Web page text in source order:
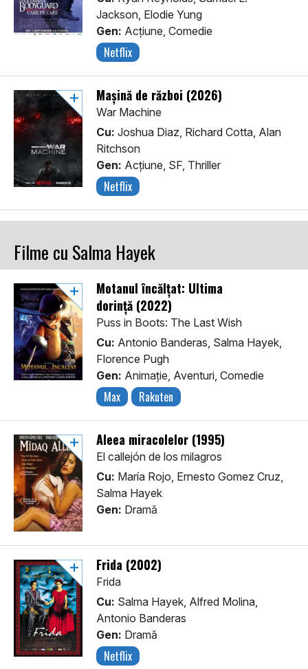
Jackson, Elodie Yung
Gen: Acţiune, Comedie
Netflix
Mașină de război (2026)
War Machine
Cu: Joshua Diaz, Richard Cotta, Alan
Ritchson
Gen: Acţiune, SF, Thriller
Netflix
Filme cu Salma Hayek
Motanul încălțat: Ultima
dorință (2022)
Puss in Boots: The Last Wish
Cu: Antonio Banderas, Salma Hayek,
Florence Pugh
Gen: Animaţie, Aventuri, Comedie
Max Rakuten
Aleea miracolelor (1995)
El callejón de los milagros
Cu: María Rojo, Ernesto Gomez Cruz,
Salma Hayek
Gen: Dramă
Frida (2002)
Frida
Cu: Salma Hayek, Alfred Molina,
Antonio Banderas
Gen: Dramă
Netflix